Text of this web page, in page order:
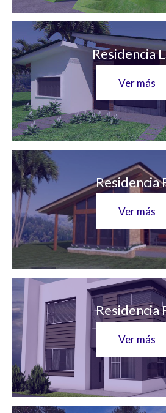
Residencia
Ver más
Residencia
Ver más
Residencia
Ver más